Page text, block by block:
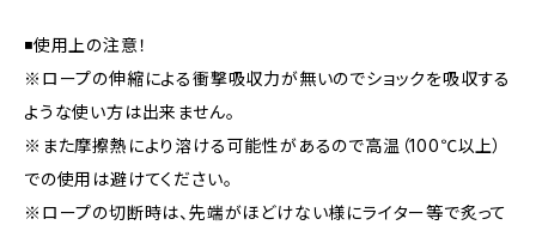
◾️使用上の注意！
※ロープの伸縮による衝撃吸収力が無いのでショックを吸収する
ような使い方は出来ません。
※また摩擦熱により溶ける可能性があるので高温（100℃以上）
での使用は避けてください。
※ロープの切断時は、先端がほどけない様にライター等で炙って